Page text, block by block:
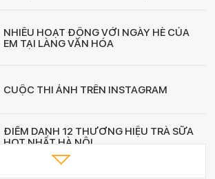
NHIỀU HOẠT ĐỘNG VỚI NGÀY HÈ CỦA
EM TẠI LÀNG VĂN HÓA
CUỘC THI ẢNH TRÊN INSTAGRAM
ĐIỂM DANH 12 THƯƠNG HIỆU TRÀ SỮA
HOT NHẤT HÀ NỘI